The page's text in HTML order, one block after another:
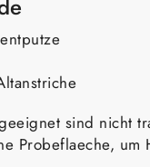
sind nicht
Probeflaeche,